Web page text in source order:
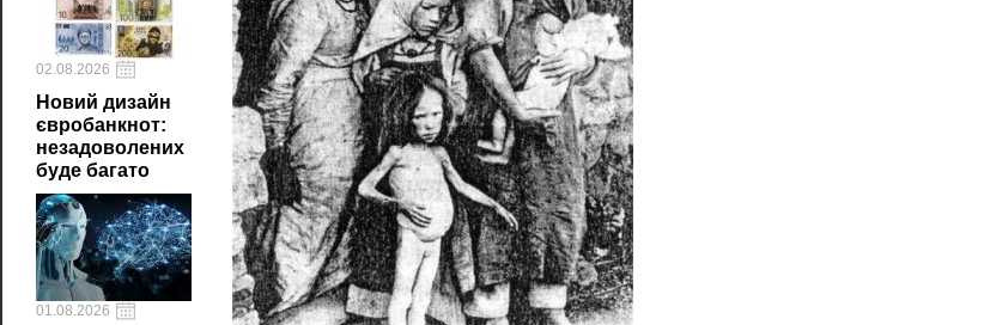
02.08.2026
Новий дизайн
євробанкнот:
незадоволених
буде багато
01.08.2026